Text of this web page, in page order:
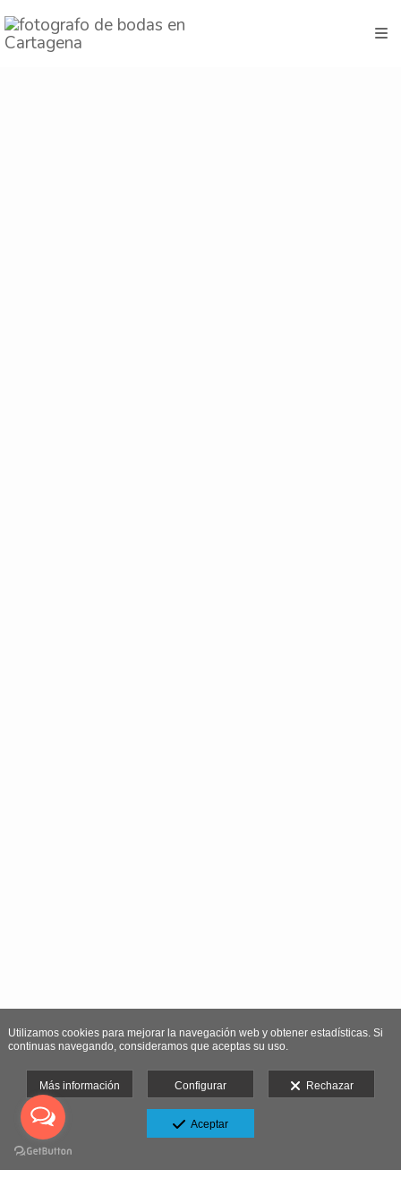
Utilizamos cookies para mejorar la navegación web y obtener estadísticas. Si
continuas navegando, consideramos que aceptas su uso.
Más información Configurar Rechazar
Aceptar